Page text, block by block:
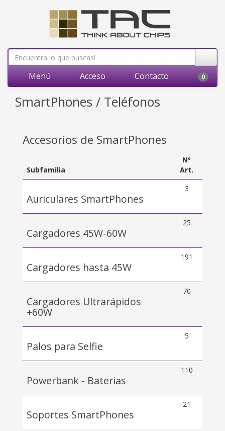
Menú Acceso Contacto 0
SmartPhones / Teléfonos
Accesorios de SmartPhones
Subfamilia
Nº
Art.
Auriculares SmartPhones
3
Cargadores 45W-60W
25
Cargadores hasta 45W
191
Cargadores Ultrarápidos
+60W
70
Palos para Selfie
5
Powerbank - Baterias
110
Soportes SmartPhones
21